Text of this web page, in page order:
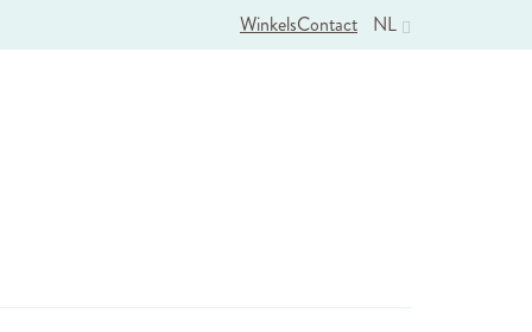
NL
WinkelsContact